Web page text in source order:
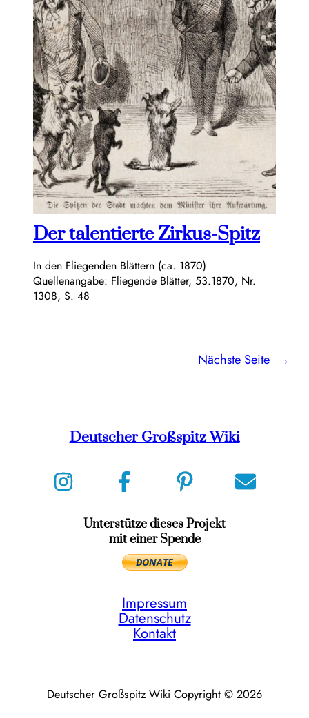
Der talentierte Zirkus-Spitz
In den Fliegenden Blättern (ca. 1870)
Quellenangabe: Fliegende Blätter, 53.1870, Nr.
1308, S. 48
Nächste Seite →
Deutscher Großspitz Wiki
Unterstütze dieses Projekt
mit einer Spende
Impressum
Datenschutz
Kontakt
Deutscher Großspitz Wiki Copyright © 2026